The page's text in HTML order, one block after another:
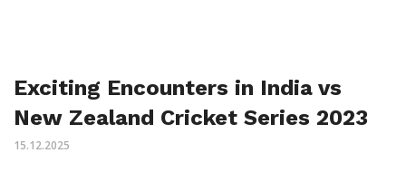
Exciting Encounters in India vs
New Zealand Cricket Series 2023
15.12.2025